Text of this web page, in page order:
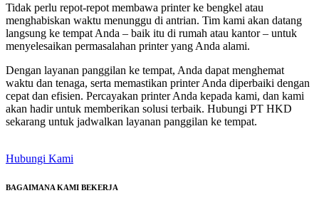
Tidak perlu repot-repot membawa printer ke bengkel atau
menghabiskan waktu menunggu di antrian. Tim kami akan datang
langsung ke tempat Anda – baik itu di rumah atau kantor – untuk
menyelesaikan permasalahan printer yang Anda alami.
Dengan layanan panggilan ke tempat, Anda dapat menghemat
waktu dan tenaga, serta memastikan printer Anda diperbaiki dengan
cepat dan efisien. Percayakan printer Anda kepada kami, dan kami
akan hadir untuk memberikan solusi terbaik. Hubungi PT HKD
sekarang untuk jadwalkan layanan panggilan ke tempat.
Hubungi Kami
BAGAIMANA KAMI BEKERJA